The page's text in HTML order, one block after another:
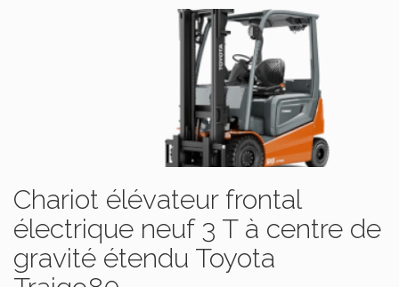
Chariot élévateur frontal
électrique neuf 3 T à centre de
gravité étendu Toyota